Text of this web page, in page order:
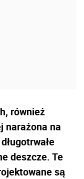
również
narażona na
deszcze. Te
są